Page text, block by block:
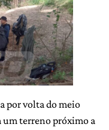
por volta do meio
um terreno próximo a